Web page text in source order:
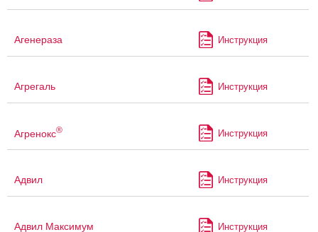
Агенераза Инструкция
Агрегаль Инструкция
Агренокс® Инструкция
Адвил Инструкция
Адвил Максимум Инструкция